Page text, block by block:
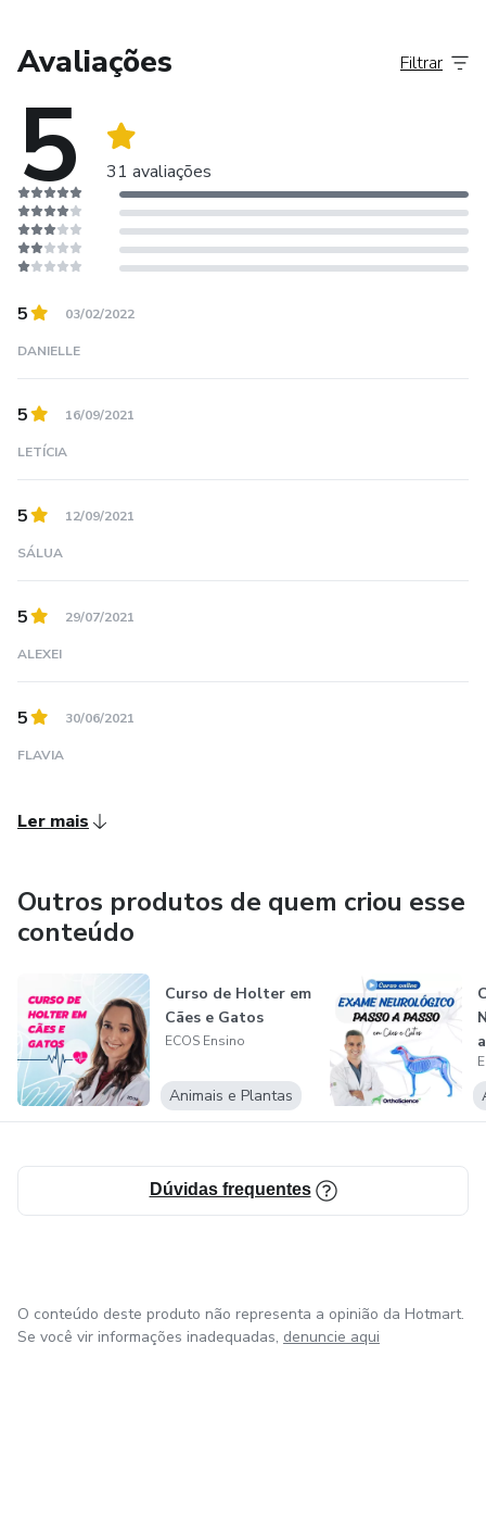
Avaliações
5 31 avaliações
Filtrar
5 03/02/2022
DANIELLE
5 16/09/2021
LETÍCIA
5 12/09/2021
SÁLUA
5 29/07/2021
ALEXEI
5 30/06/2021
FLAVIA
Ler mais
Outros produtos de quem criou esse
conteúdo
Curso de Holter em
Cães e Gatos
ECOS Ensino
Animais e Plantas
Dúvidas frequentes
O conteúdo deste produto não representa a opinião da Hotmart.
Se você vir informações inadequadas, denuncie aqui